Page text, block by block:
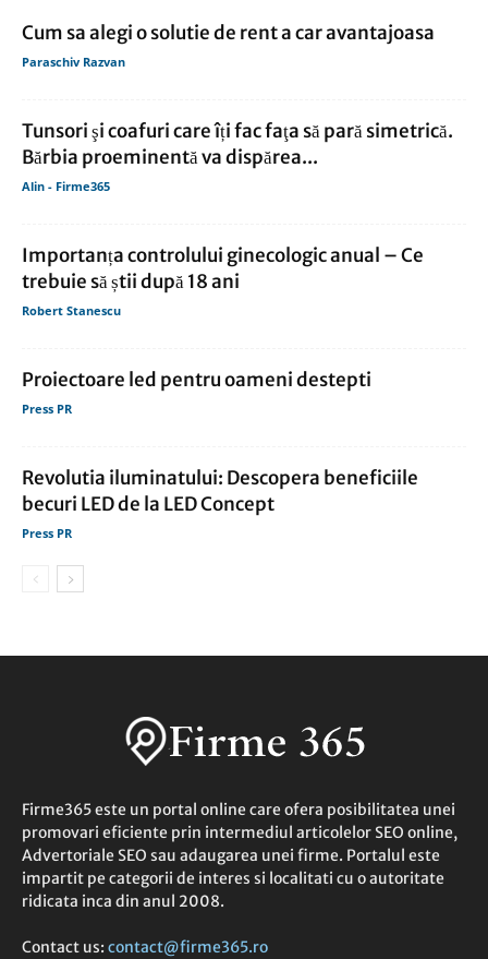
Cum sa alegi o solutie de rent a car avantajoasa
Paraschiv Razvan
Tunsori şi coafuri care îți fac faţa să pară simetrică.
Bărbia proeminentă va dispărea...
Alin - Firme365
Importanța controlului ginecologic anual – Ce
trebuie să știi după 18 ani
Robert Stanescu
Proiectoare led pentru oameni destepti
Press PR
Revolutia iluminatului: Descopera beneficiile
becuri LED de la LED Concept
Press PR
Firme365 este un portal online care ofera posibilitatea unei
promovari eficiente prin intermediul articolelor SEO online,
Advertoriale SEO sau adaugarea unei firme. Portalul este
impartit pe categorii de interes si localitati cu o autoritate
ridicata inca din anul 2008.
Contact us: contact@firme365.ro